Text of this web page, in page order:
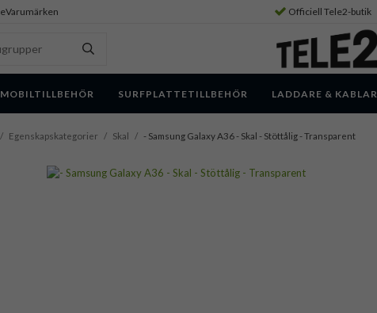
Varumärken Officiell Tele2-butik
MOBILTILLBEHÖR SURFPLATTETILLBEHÖR LADDARE & KABLAR
/ Egenskapskategorier / Skal / - Samsung Galaxy A36 - Skal - Stöttålig - Transparent